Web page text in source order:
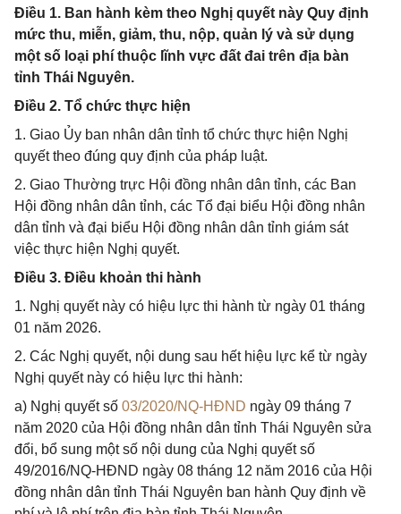
Điều 1. Ban hành kèm theo Nghị quyết này Quy định
mức thu, miễn, giảm, thu, nộp, quản lý và sử dụng
một số loại phí thuộc lĩnh vực đất đai trên địa bàn
tỉnh Thái Nguyên.
Điều 2. Tổ chức thực hiện
1. Giao Ủy ban nhân dân tỉnh tổ chức thực hiện Nghị
quyết theo đúng quy định của pháp luật.
2. Giao Thường trực Hội đồng nhân dân tỉnh, các Ban
Hội đồng nhân dân tỉnh, các Tổ đại biểu Hội đồng nhân
dân tỉnh và đại biểu Hội đồng nhân dân tỉnh giám sát
việc thực hiện Nghị quyết.
Điều 3. Điều khoản thi hành
1. Nghị quyết này có hiệu lực thi hành từ ngày 01 tháng
01 năm 2026.
2. Các Nghị quyết, nội dung sau hết hiệu lực kể từ ngày
Nghị quyết này có hiệu lực thi hành:
a) Nghị quyết số 03/2020/NQ-HĐND ngày 09 tháng 7
năm 2020 của Hội đồng nhân dân tỉnh Thái Nguyên sửa
đổi, bổ sung một số nội dung của Nghị quyết số
49/2016/NQ-HĐND ngày 08 tháng 12 năm 2016 của Hội
đồng nhân dân tỉnh Thái Nguyên ban hành Quy định về